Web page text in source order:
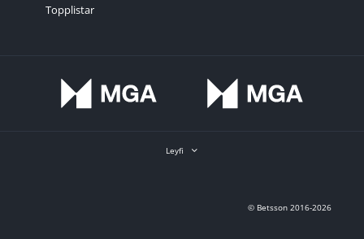
Topplistar
Leyfi
© Betsson 2016-2026